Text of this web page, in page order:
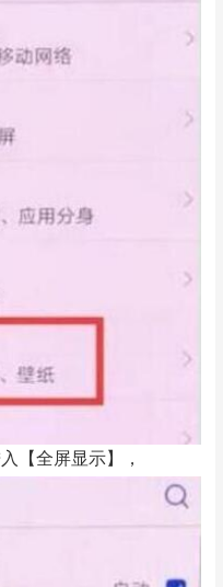
【全屏显示】，